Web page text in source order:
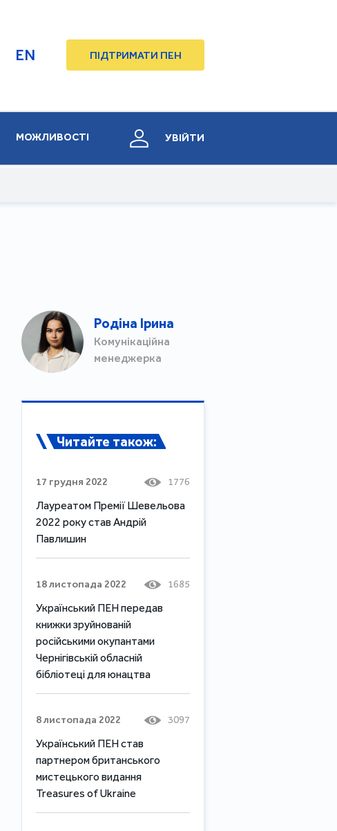
EN ПІДТРИМАТИ ПЕН
МОЖЛИВОСТІ УВІЙТИ
Родіна Ірина
Комунікаційна
менеджерка
Читайте також:
17 грудня 2022 1776
Лауреатом Премії Шевельова
2022 року став Андрій
Павлишин
18 листопада 2022 1685
Український ПЕН передав
книжки зруйнованій
російськими окупантами
Чернігівській обласній
бібліотеці для юнацтва
8 листопада 2022 3097
Український ПЕН став
партнером британського
мистецького видання
Treasures of Ukraine